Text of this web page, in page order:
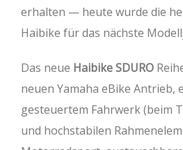
erhalten — heute wurde die
Haibike für das nächste
Das neue Haibike SDURO
neuen Yamaha eBike Antrieb,
gesteuertem Fahrwerk (beim
und hochstabilen